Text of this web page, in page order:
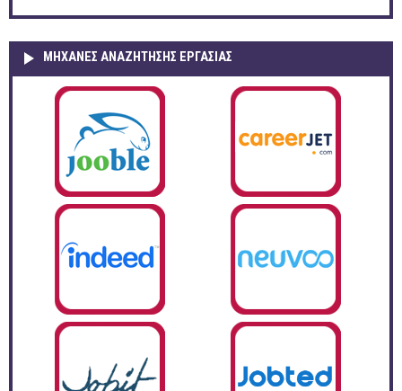
ΜΗΧΑΝΕΣ ΑΝΑΖΗΤΗΣΗΣ ΕΡΓΑΣΙΑΣ